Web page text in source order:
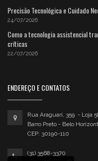
Precisão Tecnológica e Cuidado
24/07/2026
Como a tecnologia assistencial
críticas
22/07/2026
ENDEREÇO E CONTATOS
Rua Araguari, 359 - Loja
Barro Preto - Belo
CEP: 30190-110
(31) 3568-3370